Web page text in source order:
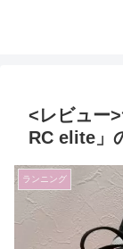
<レビュー
RC elite」
ランニング